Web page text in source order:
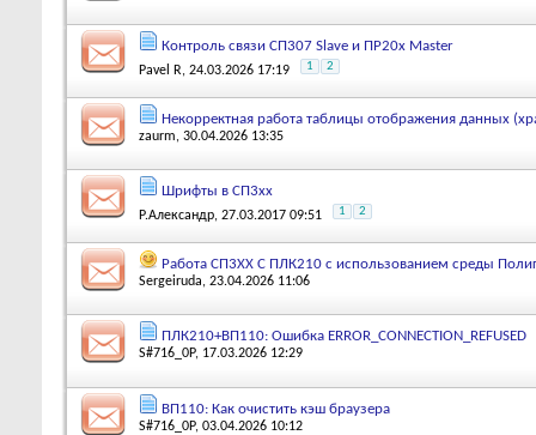
Контроль связи СП307 Slave и ПР20х Master
Pavel R, 24.03.2026 17:19 1 2
Некорректная работа таблицы отображения данных
zaurm, 30.04.2026 13:35
Шрифты в СП3хх
Р.Александр, 27.03.2017 09:51 1 2
Работа СП3ХХ С ПЛК210 с использованием среды
Sergeiruda, 23.04.2026 11:06
ПЛК210+ВП110: Ошибка ERROR_CONNECTION_REFUSED
S#716_0P, 17.03.2026 12:29
ВП110: Как очистить кэш браузера
S#716_0P, 03.04.2026 10:12